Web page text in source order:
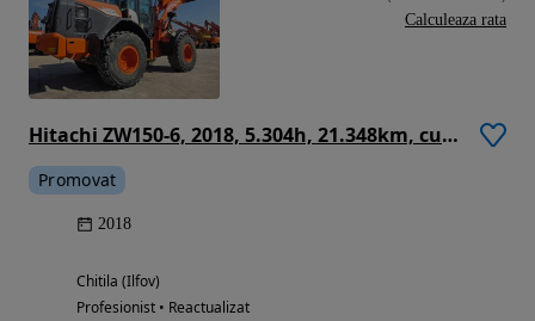
Hitachi ZW150-6, 2018, 5.304h, 21.348km, cupa 2,5mc, Masa 14 tone, cupla rapida, anv Michelin 80% ok, cantar, camera spate masalier, FULL OPTION, filtru suplimentar, Aer cond, rulat in Germania, posibilitate leasing, STARE FOARTE BUNA-PROMOTIE 69.900 EUR+Tva
Promovat
2018
Chitila (Ilfov)
Profesionist • Reactualizat
Calculeaza rata